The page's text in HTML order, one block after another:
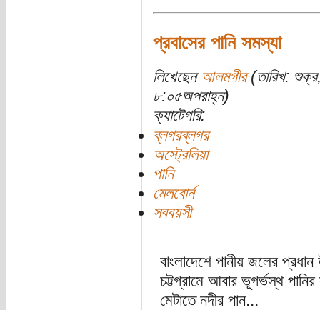
প্রবাসের পানি সমস্যা
লিখেছেন আলমগীর(তারিখ:
৮:০৫অপরাহ্ন)
ক্যাটেগরি:
ব্লগরব্লগর
অস্ট্রেলিয়া
পানি
মেলবোর্ন
সববয়সী
বাংলাদেশে পানীয় জলের
চট্টগ্রামে আবার ভূগর্ভস্থ
মেটাতে নদীর পান...